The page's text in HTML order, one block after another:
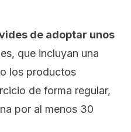
de adoptar unos
que incluyan una
los productos
de forma regular,
por al menos 30